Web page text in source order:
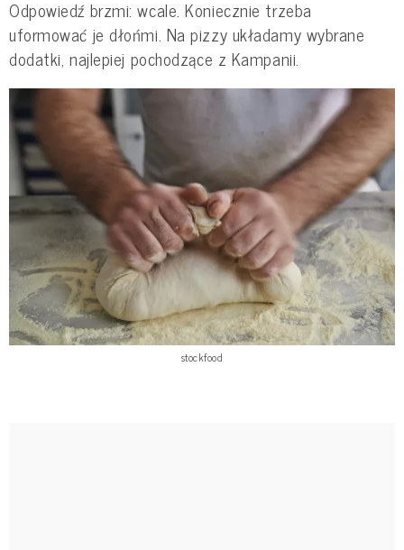
Odpowiedź brzmi: wcale. Koniecznie trzeba
uformować je dłońmi. Na pizzy układamy wybrane
dodatki, najlepiej pochodzące z Kampanii.
stockfood